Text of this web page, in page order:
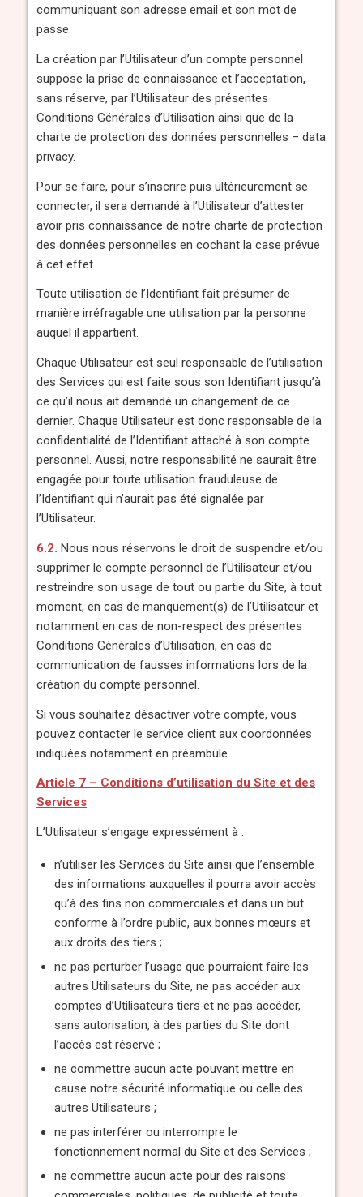
communiquant son adresse email et son mot de
passe.
La création par l’Utilisateur d’un compte personnel
suppose la prise de connaissance et l’acceptation,
sans réserve, par l’Utilisateur des présentes
Conditions Générales d’Utilisation ainsi que de la
charte de protection des données personnelles – data
privacy.
Pour se faire, pour s’inscrire puis ultérieurement se
connecter, il sera demandé à l’Utilisateur d’attester
avoir pris connaissance de notre charte de protection
des données personnelles en cochant la case prévue
à cet effet.
Toute utilisation de l’Identifiant fait présumer de
manière irréfragable une utilisation par la personne
auquel il appartient.
Chaque Utilisateur est seul responsable de l’utilisation
des Services qui est faite sous son Identifiant jusqu’à
ce qu’il nous ait demandé un changement de ce
dernier. Chaque Utilisateur est donc responsable de la
confidentialité de l’Identifiant attaché à son compte
personnel. Aussi, notre responsabilité ne saurait être
engagée pour toute utilisation frauduleuse de
l’Identifiant qui n’aurait pas été signalée par
l’Utilisateur.
6.2. Nous nous réservons le droit de suspendre et/ou
supprimer le compte personnel de l’Utilisateur et/ou
restreindre son usage de tout ou partie du Site, à tout
moment, en cas de manquement(s) de l’Utilisateur et
notamment en cas de non-respect des présentes
Conditions Générales d’Utilisation, en cas de
communication de fausses informations lors de la
création du compte personnel.
Si vous souhaitez désactiver votre compte, vous
pouvez contacter le service client aux coordonnées
indiquées notamment en préambule.
Article 7 – Conditions d’utilisation du Site et des
Services
L’Utilisateur s’engage expressément à :
n’utiliser les Services du Site ainsi que l’ensemble
des informations auxquelles il pourra avoir accès
qu’à des fins non commerciales et dans un but
conforme à l’ordre public, aux bonnes mœurs et
aux droits des tiers ;
ne pas perturber l’usage que pourraient faire les
autres Utilisateurs du Site, ne pas accéder aux
comptes d’Utilisateurs tiers et ne pas accéder,
sans autorisation, à des parties du Site dont
l’accès est réservé ;
ne commettre aucun acte pouvant mettre en
cause notre sécurité informatique ou celle des
autres Utilisateurs ;
ne pas interférer ou interrompre le
fonctionnement normal du Site et des Services ;
ne commettre aucun acte pour des raisons